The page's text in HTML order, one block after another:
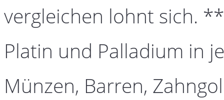
vergleichen lohnt sich.
Platin und Palladium in
Münzen, Barren,